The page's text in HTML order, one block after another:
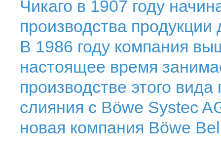
Чикаго в 1907 году
производства
В 1986 году компания
настоящее время
производстве этого
слияния с Böwe Systec
новая компания Böwe